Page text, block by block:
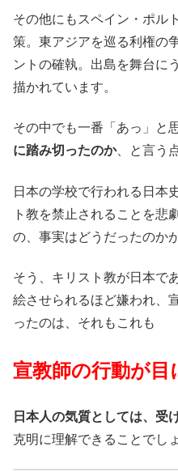
その他にもスペイン・ポル
策。東アジアを巡る利権の
ントの確執。出島を舞台に
描かれています。
その中でも一番「あっ」と
に踏み切ったのか、と言う
日本の学校で行われる日本
ト教を禁止されることを悲
の、事実はどうだったのか
そう、キリスト教が日本で
絵させられるほど嫌われ、
ったのは、それもこれも
宣教師の行動が
日本人の気質としては、受
克明に理解できることでしょ